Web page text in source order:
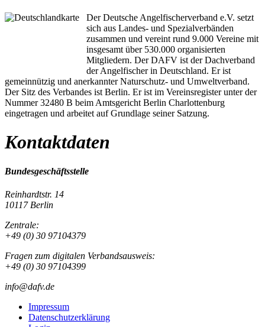
Der Deutsche Angelfischerverband e.V. setzt
sich aus Landes- und Spezialverbänden
zusammen und vereint rund 9.000 Vereine mit
insgesamt über 530.000 organisierten
Mitgliedern. Der DAFV ist der Dachverband
der Angelfischer in Deutschland. Er ist
gemeinnützig und anerkannter Naturschutz- und Umweltverband.
Der Sitz des Verbandes ist Berlin. Er ist im Vereinsregister unter der
Nummer 32480 B beim Amtsgericht Berlin Charlottenburg
eingetragen und arbeitet auf Grundlage seiner Satzung.
Kontaktdaten
Bundesgeschäftsstelle
Reinhardtstr. 14
10117 Berlin
Zentrale:
+49 (0) 30 97104379
Fragen zum digitalen Verbandsausweis:
+49 (0) 30 97104399
info@dafv.de
Impressum
Datenschutzerklärung